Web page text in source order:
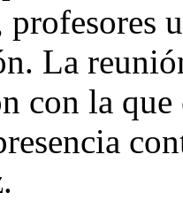
profesores
La
con la